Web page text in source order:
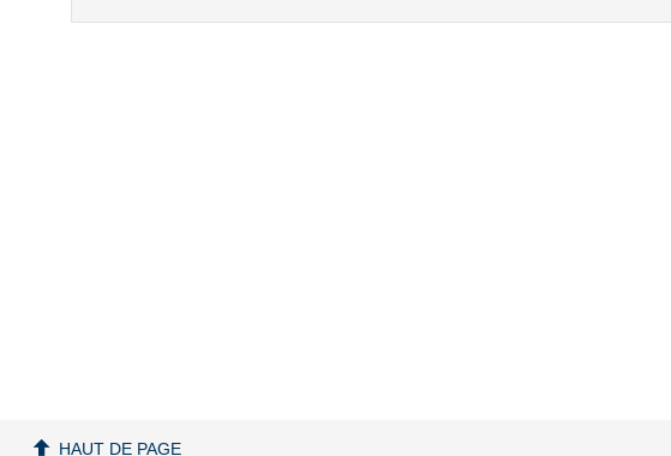
HAUT DE PAGE